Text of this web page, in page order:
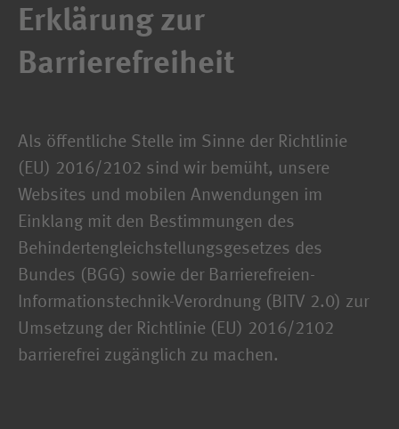
Erklärung zur
Barrierefreiheit
Als öffentliche Stelle im Sinne der Richtlinie
(EU) 2016/2102 sind wir bemüht, unsere
Websites und mobilen Anwendungen im
Einklang mit den Bestimmungen des
Behindertengleichstellungsgesetzes des
Bundes (BGG) sowie der Barrierefreien-
Informationstechnik-Verordnung (BITV 2.0) zur
Umsetzung der Richtlinie (EU) 2016/2102
barrierefrei zugänglich zu machen.